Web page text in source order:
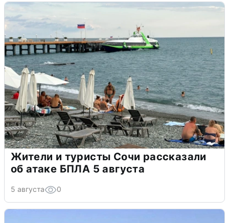
Жители и туристы Сочи рассказали
об атаке БПЛА 5 августа
5 августа 0